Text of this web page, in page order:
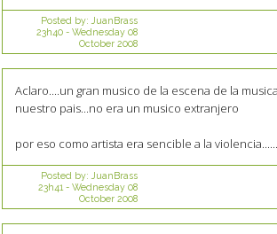
Posted by: JuanBrass
23h40- Wednesday 08
October 2008
Aclaro....un gran musico de la escena de la
nuestro pais...no era un musico extranjero
por eso como artista era sencible a la
Posted by: JuanBrass
23h41 - Wednesday 08
October 2008